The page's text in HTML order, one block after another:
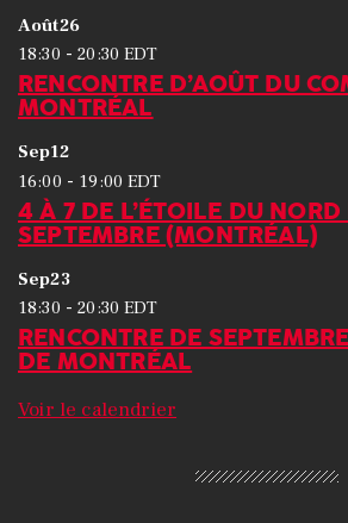
Août26
18:30 -20:30 EDT
RENCONTRE D’AOÛT DU
MONTRÉAL
Sep12
16:00 - 19:00 EDT
4 À 7 DE L’ÉTOILE DU NORD
SEPTEMBRE (MONTRÉAL)
Sep23
18:30 -20:30 EDT
RENCONTRE DE
DE MONTRÉAL
Voir le calendrier